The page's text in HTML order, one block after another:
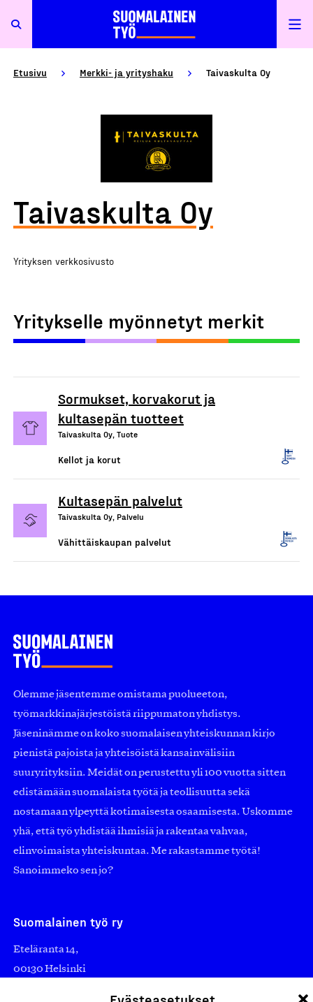
Etusivu Merkki- ja yrityshaku Taivaskulta Oy
Taivaskulta Oy
Yrityksen verkkosivusto
Yritykselle myönnetyt merkit
Sormukset, korvakorut ja
kultasepän tuotteet
Taivaskulta Oy, Tuote
Kellot ja korut
Kultasepän palvelut
Taivaskulta Oy, Palvelu
Vähittäiskaupan palvelut
Olemme jäsentemme omistama puolueeton,
työmarkkinajärjestöistä riippumaton yhdistys.
Jäseninämme on koko suomalaisen yhteiskunnan kirjo
pienistä pajoista ja yhteisöistä kansainvälisiin
suuryrityksiin. Meidät on perustettu yli 100 vuotta sitten
edistämään suomalaista työtä ja teollisuutta sekä
nostamaan ylpeyttä kotimaisesta osaamisesta. Uskomme
yhä, että työ yhdistää ihmisiä ja rakentaa vahvaa,
elinvoimaista yhteiskuntaa. Me rakastamme työtä!
Sanoimmeko sen jo?
Suomalainen työ ry
Eteläranta 14,
00130 Helsinki